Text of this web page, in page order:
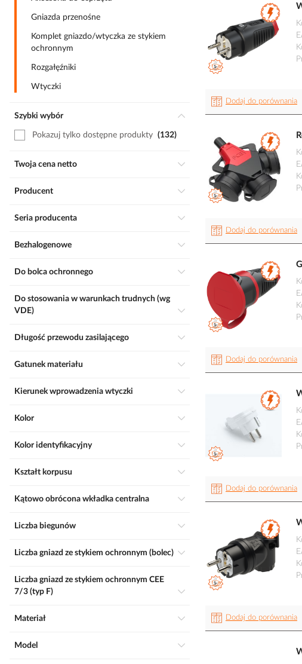
Dodaj do porównania
Dodaj do porównania
Dodaj do porównania
Dodaj do porównania
Dodaj do porównania
Gniazda przenośne
Komplet gniazdo/wtyczka ze stykiem
ochronnym
Rozgałęźniki
Wtyczki
Szybki wybór
Pokazuj tylko dostępne produkty 132
Twoja cena netto
Producent
Seria producenta
Bezhalogenowe
Do bolca ochronnego
Do stosowania w warunkach trudnych (wg
VDE)
Długość przewodu zasilającego
Gatunek materiału
Kierunek wprowadzenia wtyczki
Kolor
Kolor identyfikacyjny
Kształt korpusu
Kątowo obrócona wkładka centralna
Liczba biegunów
Liczba gniazd ze stykiem ochronnym (bolec)
Liczba gniazd ze stykiem ochronnym CEE
7/3 (typ F)
Materiał
Model